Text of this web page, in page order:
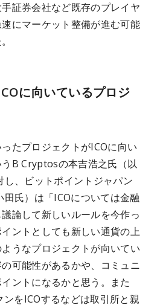
証券会社など既存のプレイヤ
にマーケット整備が進む可能
に向いているプロジ
たプロジェクトがICOに向い
B Cryptosの本吉浩之氏（以
、ビットポイントジャパン
氏）は「ICOについては金融
論して新しいルールを今作っ
ントとしても新しい通貨の上
うなプロジェクトが向いてい
可能性があるかや、コミュニ
ントになるかと思う。また
ンをICOするなどは取引所と親